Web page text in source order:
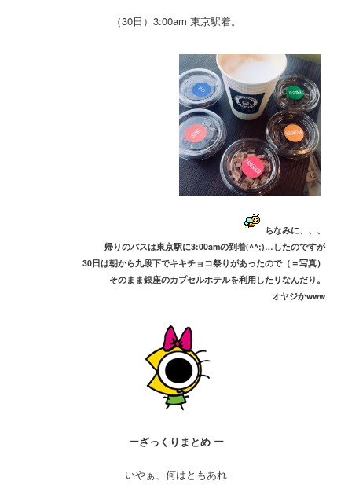
（30日）3:00am 東京駅着。
ちなみに、、、
帰りのバスは東京駅に3:00amの到着(^^;)…したのですが
30日は朝から九段下でキキチョコ祭りがあったので（＝写真）
そのまま銀座のカプセルホテルを利用したリなんだり。
オヤジかwww
ーざっくりまとめ ー
いやぁ、何はともあれ